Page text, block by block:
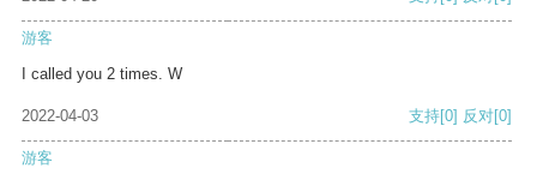
游客
I called you 2 times. W
2022-04-03 支持[0] 反对[0]
游客